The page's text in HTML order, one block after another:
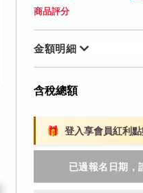
商品評分
金額明細
含稅總額
🎁 登入享會員紅利
已過報名日期，